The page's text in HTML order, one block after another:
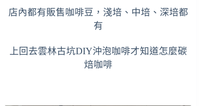
店內都有販售咖啡豆，淺培、中培、深培都
有
上回去雲林古坑DIY沖泡咖啡才知道怎麼碳
焙咖啡